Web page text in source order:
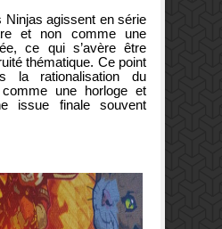
Ninjas agissent en série
et non comme une
ce qui s’avère être
thématique. Ce point
la rationalisation du
une horloge et
issue finale souvent